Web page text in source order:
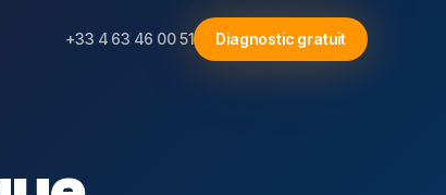
+33 4 63 46 00 51 Diagnostic gratuit